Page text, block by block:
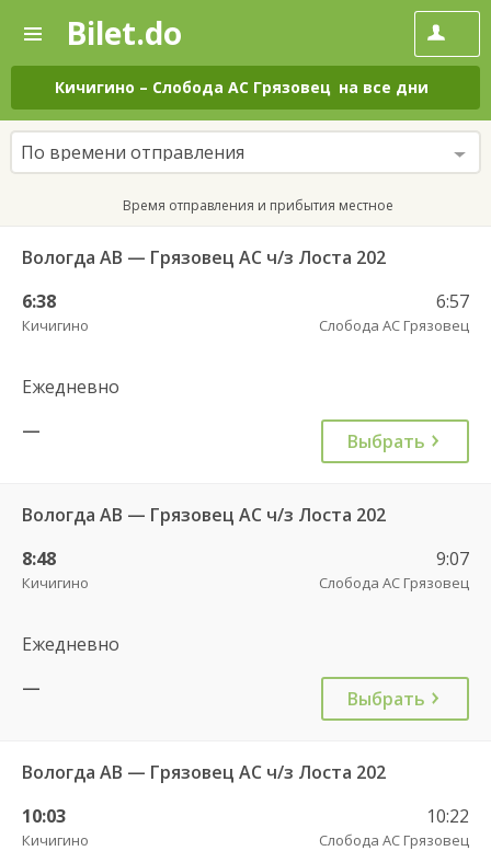
—
Поиск
и
покупка
билетов
на
автобус
онлайн
Bilet.do
Кичигино – Слобода АС Грязовец на все дни
По времени отправления
Время отправления и прибытия местное
Вологда АВ — Грязовец АС ч/з Лоста 202
6:38
Кичигино
6:57
Слобода АС Грязовец
Ежедневно
—
Выбрать
Вологда АВ — Грязовец АС ч/з Лоста 202
8:48
Кичигино
9:07
Слобода АС Грязовец
Ежедневно
—
Выбрать
Вологда АВ — Грязовец АС ч/з Лоста 202
10:03
Кичигино
10:22
Слобода АС Грязовец